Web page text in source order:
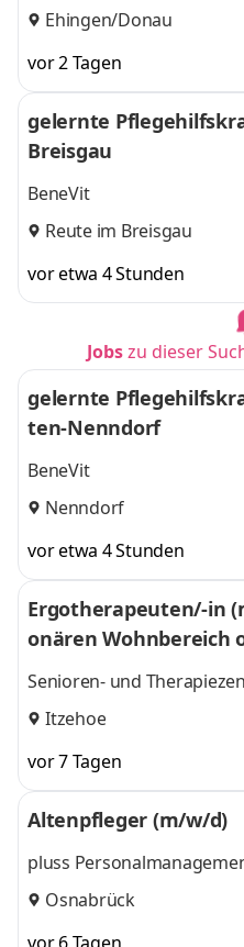
Ehingen/Donau
vor 2 Tagen
gelernte
Breisgau
BeneVit
Reute im Breisgau
vor etwa 4 Stunden
Jobszu dieser
gelernte
ten-Nenndorf
BeneVit
Nenndorf
vor etwa 4 Stunden
Ergotherapeuten/-in
onären Wohnbereich
he
Senioren- und
der Stör GmbH
Itzehoe
vor 7 Tagen
Altenpfleger (m/w/d)
pluss
Osnabrück